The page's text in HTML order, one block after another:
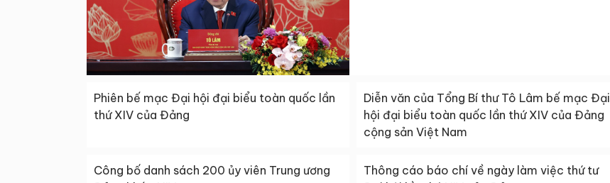
Phiên bế mạc Đại hội đại biểu toàn quốc lần
thứ XIV của Đảng
Diễn văn của Tổng Bí thư Tô Lâm bế mạc Đại
hội đại biểu toàn quốc lần thứ XIV của Đảng
cộng sản Việt Nam
Công bố danh sách 200 ủy viên Trung ương
Thông cáo báo chí về ngày làm việc thứ tư